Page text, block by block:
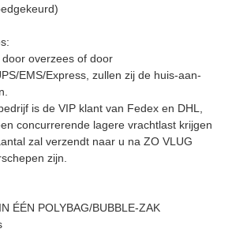
overzees of door
EMS/Express, zullen zij de huis-aan-
is de VIP klant van Fedex en DHL,
concurrerende lagere vrachtlast krijgen
zal verzendt naar u na ZO VLUG
zijn.
ÉÉN POLYBAG/BUBBLE-ZAK